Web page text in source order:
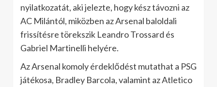
nyilatkozatát, aki jelezte, hogy kész távozni az
AC Milántól, miközben az Arsenal baloldali
frissítésre törekszik Leandro Trossard és
Gabriel Martinelli helyére.
Az Arsenal komoly érdeklődést mutathat a PSG
játékosa, Bradley Barcola, valamint az Atletico